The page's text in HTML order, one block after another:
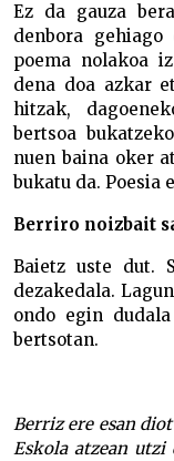
Ez da gauza
denbora
poema nolakoa
dena doa azkar
hitzak,
bertsoa
nuen baina oker
bukatu da. Poesia
Berriro noizbait
Baietz uste dut.
dezakedala.
ondo egin
bertsotan.
Berriz ere esan
Eskola atzean